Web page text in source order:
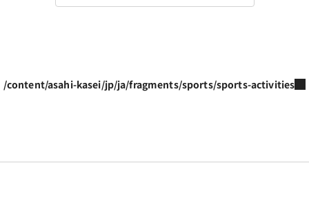
/content/asahi-kasei/jp/ja/fragments/sports/sports-activities